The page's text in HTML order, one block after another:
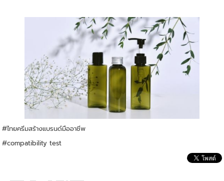
#ไทยครีมสร้างแบรนด์มืออาชีพ
#compatibility test